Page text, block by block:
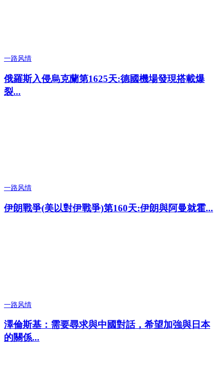
一路风情
俄羅斯入侵烏克蘭第1625天:德國機場發現搭載爆
裂...
一路风情
伊朗戰爭(美以對伊戰爭)第160天:伊朗與阿曼就霍...
一路风情
澤倫斯基：需要尋求與中國對話，希望加強與日本
的關係...